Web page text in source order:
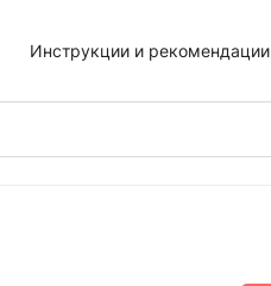
Инструкции и рекомендации